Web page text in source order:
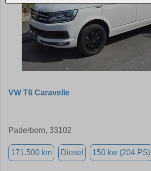
VW T6 Caravelle
Paderborn, 33102
171.500 km Diesel 150 kw (204 PS)